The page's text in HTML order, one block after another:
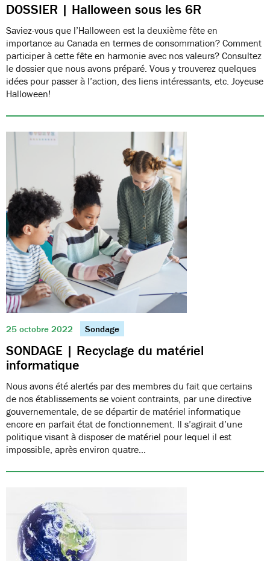
DOSSIER | Halloween sous les 6R
Saviez-vous que l’Halloween est la deuxième fête en
importance au Canada en termes de consommation? Comment
participer à cette fête en harmonie avec nos valeurs? Consultez
le dossier que nous avons préparé. Vous y trouverez quelques
idées pour passer à l’action, des liens intéressants, etc. Joyeuse
Halloween!
25 octobre 2022 Sondage
SONDAGE | Recyclage du matériel
informatique
Nous avons été alertés par des membres du fait que certains
de nos établissements se voient contraints, par une directive
gouvernementale, de se départir de matériel informatique
encore en parfait état de fonctionnement. Il s’agirait d’une
politique visant à disposer de matériel pour lequel il est
impossible, après environ quatre…